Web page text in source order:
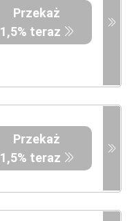
Przekaż
1,5% teraz
Przekaż
1,5% teraz